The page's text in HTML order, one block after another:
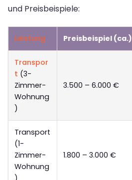
und Preisbeispiele:
Leistung Preisbeispiel (ca.)
Transpor
t (3-
Zimmer-
Wohnung
)
3.500 – 6.000 €
Transport
(1-
Zimmer-
Wohnung
)
1.800 – 3.000 €